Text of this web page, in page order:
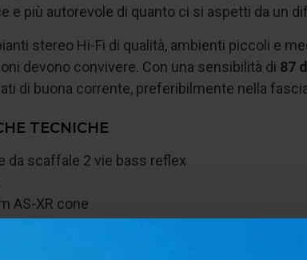
e più autorevole di quanto ci si aspetti da un
stereo Hi-Fi di qualità, ambienti piccoli e
devono convivere. Con una sensibilità di 87
di buona corrente, preferibilmente nella
TECNICHE
da scaffale 2 vie bass reflex
AS-XR cone